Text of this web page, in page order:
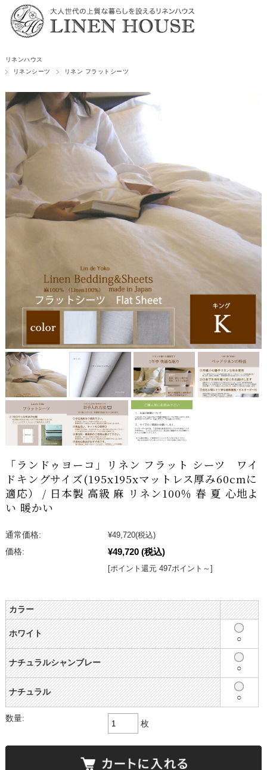
リネンハウス
リネンシーツ
リネン フラットシーツ
「ランドゥヨーコ」リネン フラット シーツ ワイ
ドキングサイズ(195x195xマットレス厚み60cmに
適応） / 日本製 高級 麻 リネン100％ 春 夏 心地よ
い 暖かい
通常価格: ¥49,720(税込)
価格:
¥49,720 (税込)
[ポイント還元 497ポイント～]
カラー
ホワイト
○
ナチュラルシャンブレー
○
ナチュラル
○
数量:
枚